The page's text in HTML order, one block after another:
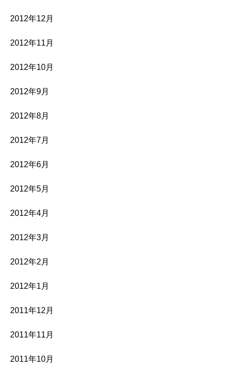
2012年12月
2012年11月
2012年10月
2012年9月
2012年8月
2012年7月
2012年6月
2012年5月
2012年4月
2012年3月
2012年2月
2012年1月
2011年12月
2011年11月
2011年10月